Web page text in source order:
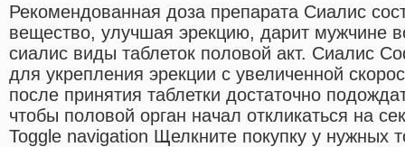
Рекомендованная доза препарата Сиалис
вещество, улучшая эрекцию, дарит мужчине
сиалис виды таблеток половой акт. Сиалис
для укрепления эрекции с увеличенной
после принятия таблетки достаточно
чтобы половой орган начал откликаться на
Toggle navigation Щелкните покупку у нужных